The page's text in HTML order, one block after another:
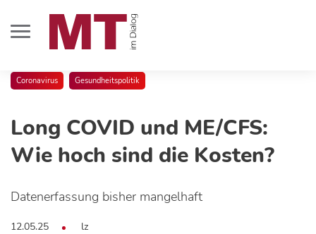
Coronavirus Gesundheitspolitik
Long COVID und ME/CFS:
Wie hoch sind die Kosten?
Datenerfassung bisher mangelhaft
12.05.25 lz